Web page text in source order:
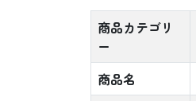
商品カテゴリ
ー
商品名